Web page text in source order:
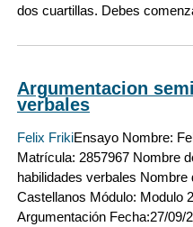
dos cuartillas. Debes
Argumentacion
verbales
Felix FrikiEnsayo Nombre:
Matrícula: 2857967 Nombre
habilidades verbales
Castellanos Módulo: Modulo
Argumentación Fecha:27/09/